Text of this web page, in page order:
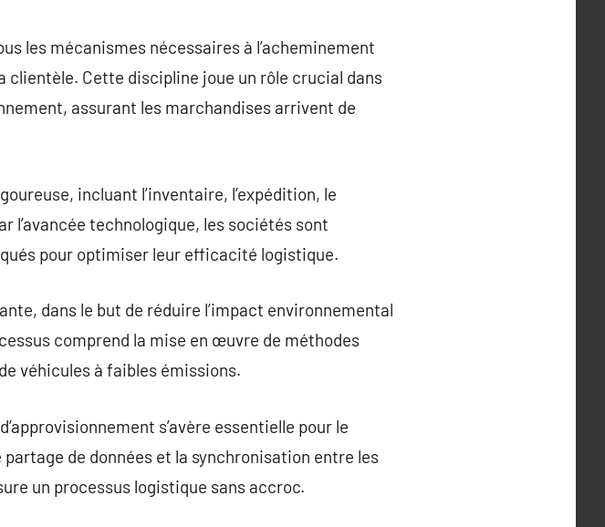
les mécanismes nécessaires à l’acheminement
Cette discipline joue un rôle crucial dans
assurant les marchandises arrivent de
incluant l’inventaire, l’expédition, le
l’avancée technologique, les sociétés sont
pour optimiser leur efficacité logistique.
dans le but de réduire l’impact environnemental
comprend la mise en œuvre de méthodes
véhicules à faibles émissions.
s’avère essentielle pour le
de données et la synchronisation entre les
un processus logistique sans accroc.